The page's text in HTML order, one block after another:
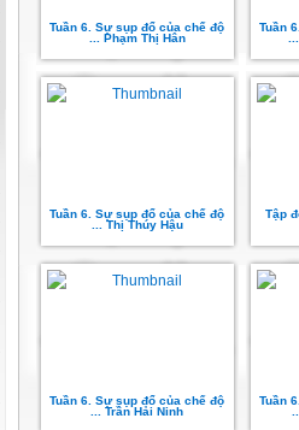
Tuần 6. Sự sụp đổ của chế độ
... Phạm Thị Hân
Tuần
Tuần 6. Sự sụp đổ của chế độ
... Thị Thúy Hậu
Tập
Tuần 6. Sự sụp đổ của chế độ
... Trần Hải Ninh
Tuần